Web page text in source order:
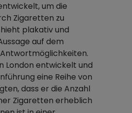
um die
Zigaretten zu
plakativ und
auf dem
London entwickelt und
eine Reihe von
dass er die Anzahl
Zigaretten erheblich